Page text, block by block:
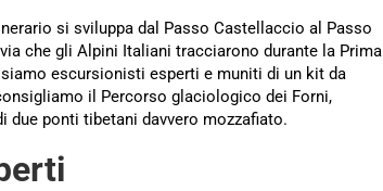
si sviluppa dal Passo Castellaccio al Passo
che gli Alpini Italiani tracciarono durante la Prima
escursionisti esperti e muniti di un kit da
il Percorso glaciologico dei Forni,
due ponti tibetani davvero mozzafiato.